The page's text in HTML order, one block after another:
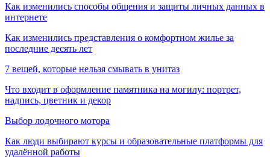
Как изменились способы общения и защиты личных данных в
интернете
Как изменились представления о комфортном жилье за
последние десять лет
7 вещей, которые нельзя смывать в унитаз
Что входит в оформление памятника на могилу: портрет,
надпись, цветник и декор
Выбор лодочного мотора
Как люди выбирают курсы и образовательные платформы для
удалённой работы